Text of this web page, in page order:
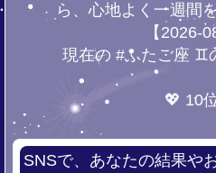
ら、心地よく一週間
【2026-
現在の #ふたご座 ♊
💖 10
SNSで、あなたの結果や